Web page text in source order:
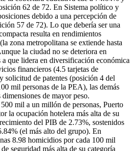
62 de 72. En Sistema político y
debido a una percepción de
57 de 72). Lo que debería ser una
resulta en rendimientos
zona metropolitana se extiende hasta
la ciudad no se deteriora en
a que lidera en diversificación económica
financieros (4.5 tarjetas de
solicitud de patentes (posición 4 del
mil personas de la PEA), las demás
de mayor peso.
mil a un millón de personas, Puerto
la ocupación hotelera más alta de su
del PIB de 2.73%, sostenidos
(el más alto del grupo). En
8.98 homicidios por cada 100 mil
seguridad más alta de su categoría